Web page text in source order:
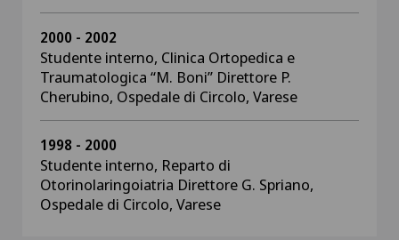
2000 - 2002
Studente interno, Clinica Ortopedica e
Traumatologica “M. Boni” Direttore P.
Cherubino, Ospedale di Circolo, Varese
1998 - 2000
Studente interno, Reparto di
Otorinolaringoiatria Direttore G. Spriano,
Ospedale di Circolo, Varese